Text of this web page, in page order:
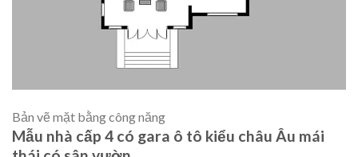
Bản vẽ mặt bằng công năng
Mẫu nhà cấp 4 có gara ô tô kiểu châu Âu mái